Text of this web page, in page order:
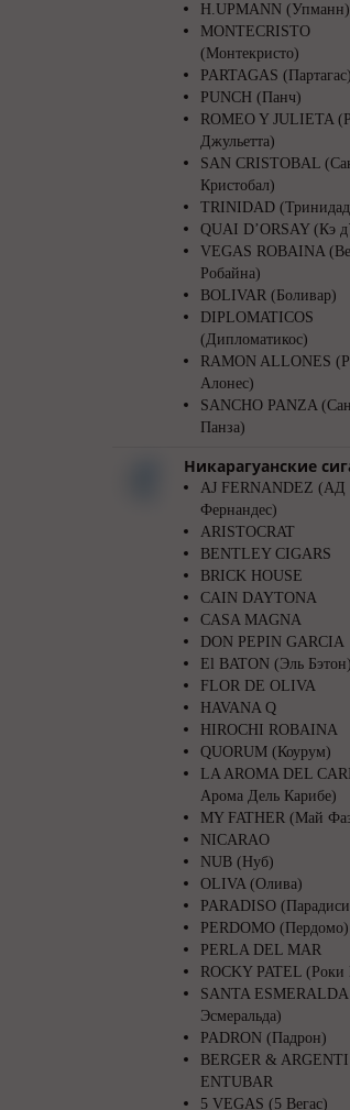
H.UPMANN (Упманн)
MONTECRISTO
(Монтекристо)
PARTAGAS (Партагас)
PUNCH (Панч)
ROMEO Y JULIETA
Джульетта)
SAN CRISTOBAL
Кристобал)
TRINIDAD
QUAI D’ORSAY (Кэ
VEGAS ROBAINA
Робайна)
BOLIVAR (Боливар)
DIPLOMATICOS
(Дипломатикос)
RAMON ALLONES
Алонес)
SANCHO PANZA
Панза)
Никарагуанские
AJ FERNANDEZ (АД
Фернандес)
ARISTOCRAT
BENTLEY CIGARS
BRICK HOUSE
CAIN DAYTONA
CASA MAGNA
DON PEPIN GARCIA
El BATON (Эль Бэтон)
FLOR DE OLIVA
HAVANA Q
HIROCHI ROBAINA
QUORUM (Коурум)
LA AROMA DEL
Арома Дель Карибе)
MY FATHER (Май
NICARAO
NUB (Нуб)
OLIVA (Олива)
PARADISO
PERDOMO (Пердомо)
PERLA DEL MAR
ROCKY PATEL (Роки
SANTA ESMERALDA
Эсмеральда)
PADRON (Падрон)
BERGER & ARGENTI
ENTUBAR
5 VEGAS (5 Вегас)